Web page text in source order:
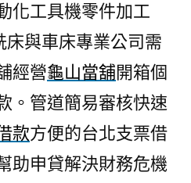
化工具機零件加工
床與車床專業公司需
經營龜山當舖開箱個
。管道簡易審核快速
款方便的台北支票借
助申貸解決財務危機